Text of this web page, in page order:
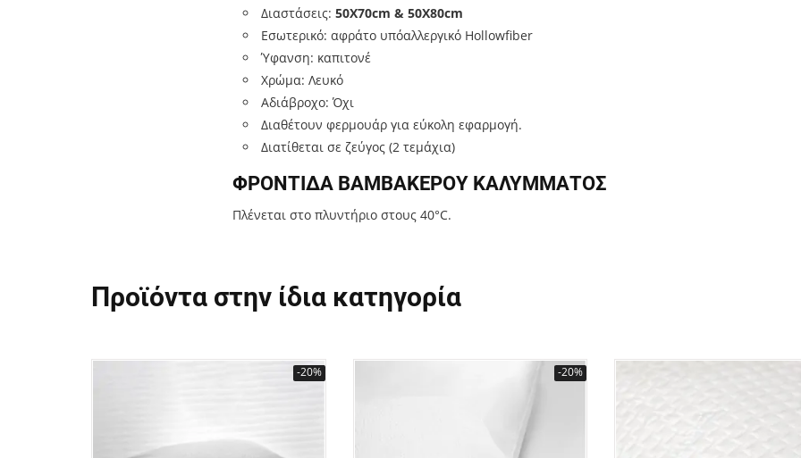
Διαστάσεις: 50Χ70cm & 50X80cm
Εσωτερικό: αφράτο υπόαλλεργικό Hollowfiber
Ύφανση: καπιτονέ
Χρώμα: Λευκό
Αδιάβροχο: Όχι
Διαθέτουν φερμουάρ για εύκολη εφαρμογή.
Διατίθεται σε ζεύγος (2 τεμάχια)
ΦΡΟΝΤΙΔΑ ΒΑΜΒΑΚΕΡΟΥ ΚΑΛΥΜΜΑΤΟΣ
Πλένεται στο πλυντήριο στους 40°C.
Προϊόντα στην ίδια κατηγορία
-20% -20%